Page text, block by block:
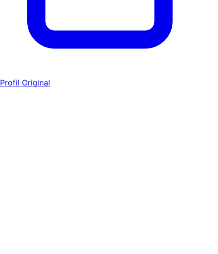
Profil Original